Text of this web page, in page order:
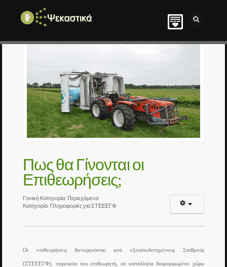
Πως θα Γίνονται οι
Επιθεωρήσεις;
Γονική Κατηγορία: Περιεχόμενα
Κατηγορία: Πληροφοριές για ΣΤΕΕΕΓΦ
Οι επιθεωρήσεις διενεργούνται από εξουσιοδοτημένους Σταθμούς
(ΣΤΕΕΕΓΦ), παρουσία του επιθεωρητή, σε κατάλληλα διαμορφωμένο χώρο